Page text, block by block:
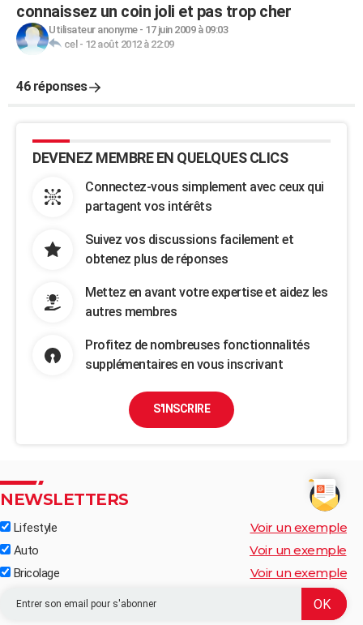
connaissez un coin joli et pas trop cher
Utilisateur anonyme- 17 juin 2009 à 09:03
cel - 12 août 2012 à 22:09
46 réponses
DEVENEZ MEMBRE EN QUELQUES CLICS
Connectez-vous simplement avec ceux qui
partagent vos intérêts
Suivez vos discussions facilement et
obtenez plus de réponses
Mettez en avant votre expertise et aidez les
autres membres
Profitez de nombreuses fonctionnalités
supplémentaires en vous inscrivant
S'INSCRIRE
NEWSLETTERS
Lifestyle Voir un exemple
Auto Voir un exemple
Bricolage Voir un exemple